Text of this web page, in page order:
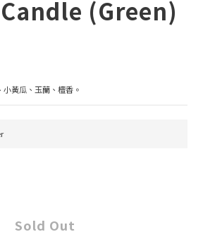
(Green)
黃瓜、玉蘭、檀香。
Sold Out